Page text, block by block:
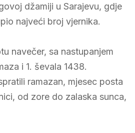
džamiji u Sarajevu, gdje
najveći broj vjernika.
navečer, sa nastupanjem
i 1. ševala 1438.
ramazan, mjesec posta
od zore do zalaska sunca,